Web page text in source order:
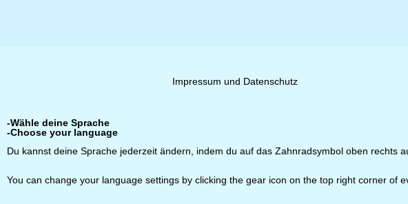
Impressum und Datenschutz
-Wähle deine Sprache
-Choose your language
Du kannst deine Sprache jederzeit ändern, indem du auf das Zahnradsymbol oben rechts
You can change your language settings by clicking the gear icon on the top right corner of